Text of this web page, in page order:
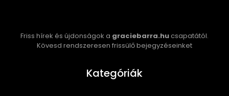
Friss hírek és újdonságok a graciebarra.hucsapatától.
Kövesd rendszeresen frissülő bejegyzéseinket
Kategóriák